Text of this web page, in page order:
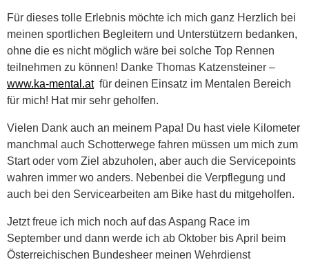
Für dieses tolle Erlebnis möchte ich mich ganz Herzlich bei
meinen sportlichen Begleitern und Unterstützern bedanken,
ohne die es nicht möglich wäre bei solche Top Rennen
teilnehmen zu können! Danke Thomas Katzensteiner –
www.ka-mental.atfür deinen Einsatz im Mentalen Bereich
für mich! Hat mir sehr geholfen.
Vielen Dank auch an meinem Papa! Du hast viele Kilometer
manchmal auch Schotterwege fahren müssen um mich zum
Start oder vom Ziel abzuholen, aber auch die Servicepoints
wahren immer wo anders. Nebenbei die Verpflegung und
auch bei den Servicearbeiten am Bike hast du mitgeholfen.
Jetzt freue ich mich noch auf das Aspang Race im
September und dann werde ich ab Oktober bis April beim
Österreichischen Bundesheer meinen Wehrdienst